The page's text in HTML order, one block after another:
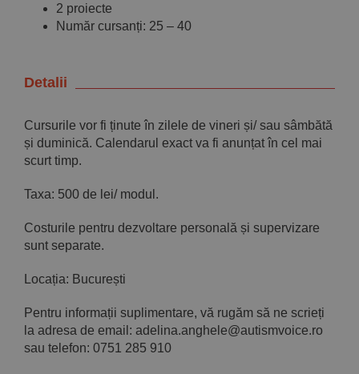
2 proiecte
Număr cursanți: 25 – 40
Detalii
Cursurile vor fi ținute în zilele de vineri și/ sau sâmbătă
și duminică. Calendarul exact va fi anunțat în cel mai
scurt timp.
Taxa: 500 de lei/ modul.
Costurile pentru dezvoltare personală și supervizare
sunt separate.
Locația: București
Pentru informații suplimentare, vă rugăm să ne scrieți
la adresa de email: adelina.anghele@autismvoice.ro
sau telefon: 0751 285 910